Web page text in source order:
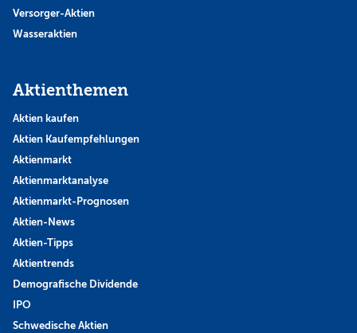
Versorger-Aktien
Wasseraktien
Aktienthemen
Aktien kaufen
Aktien Kaufempfehlungen
Aktienmarkt
Aktienmarktanalyse
Aktienmarkt-Prognosen
Aktien-News
Aktien-Tipps
Aktientrends
Demografische Dividende
IPO
Schwedische Aktien